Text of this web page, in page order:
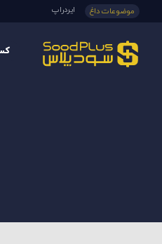
موضوعات داغ ایردراپ